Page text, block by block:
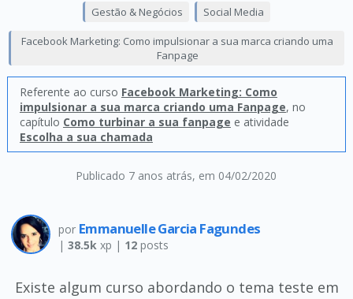
Publicado 7 anos atrás, em 04/02/2020
Gestão & Negócios Social Media
Facebook Marketing: Como impulsionar a sua marca criando uma
Fanpage
Referente ao curso Facebook Marketing: Como
impulsionar a sua marca criando uma Fanpage, no
capítulo Como turbinar a sua fanpage e atividade
Escolha a sua chamada
por Emmanuelle Garcia Fagundes
| 38.5kxp | 12posts
Existe algum curso abordando o tema teste em